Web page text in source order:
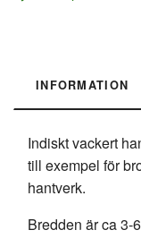
INFORMATION
Indiskt vackert
till exempel för
hantverk.
Bredden är ca 3-